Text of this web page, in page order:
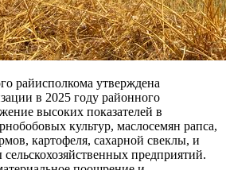
райисполкома утверждена
в 2025 году районного
высоких показателей в
культур, маслосемян рапса,
картофеля, сахарной свеклы, и
предприятий.